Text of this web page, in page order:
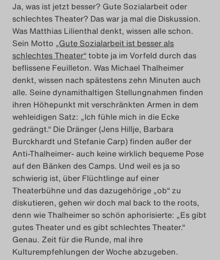
Ja, was ist jetzt besser? Gute Sozialarbeit oder
schlechtes Theater? Das war ja mal die Diskussion.
Was Matthias Lilienthal denkt, wissen alle schon.
Sein Motto „Gute Sozialarbeit ist besser als
schlechtes Theater“tobte ja im Vorfeld durch das
beflissene Feuilleton. Was Michael Thalheimer
denkt, wissen nach spätestens zehn Minuten auch
alle. Seine dynamithaltigen Stellungnahmen finden
ihren Höhepunkt mit verschränkten Armen in dem
wehleidigen Satz: „Ich fühle mich in die Ecke
gedrängt.“ Die Dränger (Jens Hillje, Barbara
Burckhardt und Stefanie Carp) finden außer der
Anti-Thalheimer- auch keine wirklich bequeme Pose
auf den Bänken des Camps. Und weil es ja so
schwierig ist, über Flüchtlinge auf einer
Theaterbühne und das dazugehörige „ob“ zu
diskutieren, gehen wir doch mal back to the roots,
denn wie Thalheimer so schön aphorisierte: „Es gibt
gutes Theater und es gibt schlechtes Theater.“
Genau. Zeit für die Runde, mal ihre
Kulturempfehlungen der Woche abzugeben.